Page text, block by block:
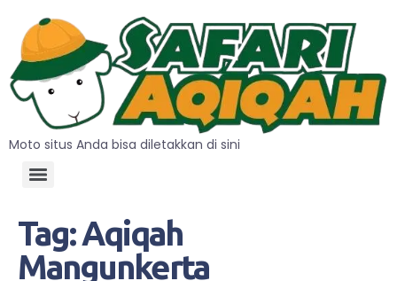
Moto situs Anda bisa diletakkan di sini
Tag:Aqiqah
Mangunkerta